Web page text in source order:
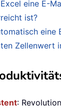
eine E-
ist?
eine
Zellenwert
: